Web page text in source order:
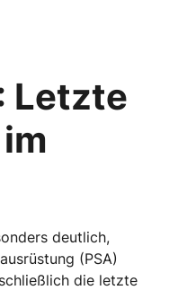
Letzte
deutlich,
(PSA)
die letzte